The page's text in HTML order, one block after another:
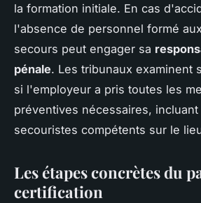
la formation initiale. En cas
l'absence de personnel formé
secours peut engager sa
pénale. Les tribunaux examinent
si l'employeur a pris toutes les
préventives nécessaires,
secouristes compétents sur le
Les étapes concrètes du
certification